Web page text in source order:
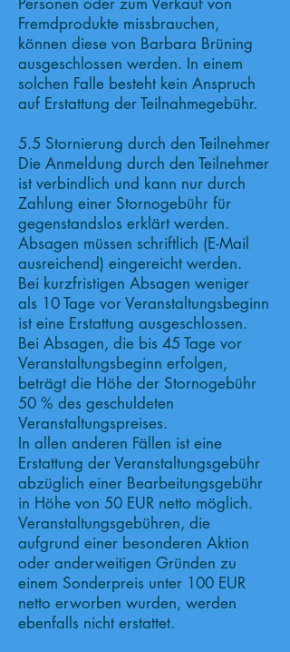
Fremdprodukte missbrauchen,
können diese von Barbara Brüning
ausgeschlossen werden. In einem
solchen Falle besteht kein Anspruch
auf Erstattung der Teilnahmegebühr.
5.5 Stornierung durch den Teilnehmer
Die Anmeldung durch den Teilnehmer
ist verbindlich und kann nur durch
Zahlung einer Stornogebühr für
gegenstandslos erklärt werden.
Absagen müssen schriftlich (E-Mail
ausreichend) eingereicht werden.
Bei kurzfristigen Absagen weniger
als 10 Tage vor Veranstaltungsbeginn
ist eine Erstattung ausgeschlossen.
Bei Absagen, die bis 45 Tage vor
Veranstaltungsbeginn erfolgen,
beträgt die Höhe der Stornogebühr
50 % des geschuldeten
Veranstaltungspreises.
In allen anderen Fällen ist eine
Erstattung der Veranstaltungsgebühr
abzüglich einer Bearbeitungsgebühr
in Höhe von 50 EUR netto möglich.
Veranstaltungsgebühren, die
aufgrund einer besonderen Aktion
oder anderweitigen Gründen zu
einem Sonderpreis unter 100 EUR
netto erworben wurden, werden
ebenfalls nicht erstattet.